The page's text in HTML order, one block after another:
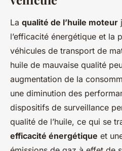
La qualité de l’huile moteur
l’efficacité énergétique et la
véhicules de transport de
huile de mauvaise qualité
augmentation de la
une diminution des
dispositifs de surveillance
qualité de l’huile, ce qui se
efficacité énergétique et